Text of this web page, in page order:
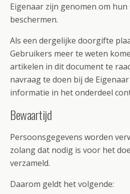
Eigenaar zijn genomen om hun
beschermen.
Als een dergelijke doorgifte
Gebruikers meer te weten
artikelen in dit document te
navraag te doen bij de
informatie in het onderdeel
Bewaartijd
Persoonsgegevens worden
zolang dat nodig is voor het
verzameld.
Daarom geldt het volgende: